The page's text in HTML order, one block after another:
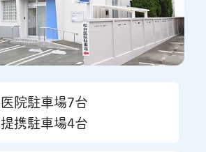
医院駐車場7台
提携駐車場4台